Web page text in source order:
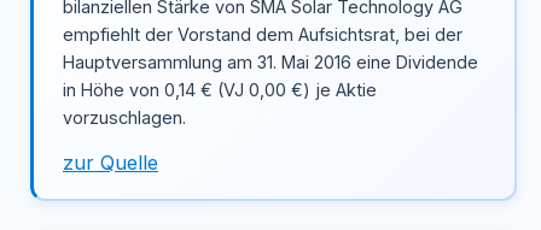
bilanziellen Stärke von SMA Solar Technology AG
empfiehlt der Vorstand dem Aufsichtsrat, bei der
Hauptversammlung am 31. Mai 2016 eine Dividende
in Höhe von 0,14 € (VJ 0,00 €) je Aktie
vorzuschlagen.
zur Quelle